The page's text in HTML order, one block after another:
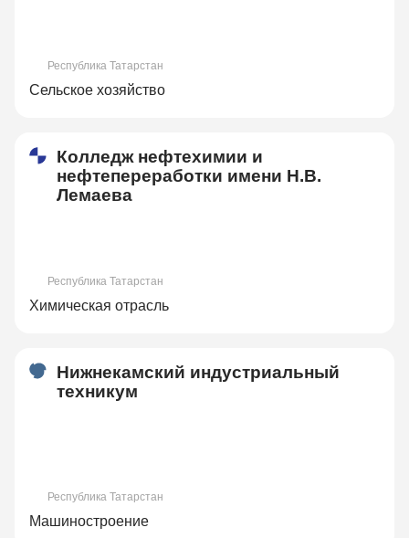
Республика Татарстан
Сельское хозяйство
Колледж нефтехимии и
нефтепереработки имени Н.В.
Лемаева
Республика Татарстан
Химическая отрасль
Нижнекамский индустриальный
техникум
Республика Татарстан
Машиностроение